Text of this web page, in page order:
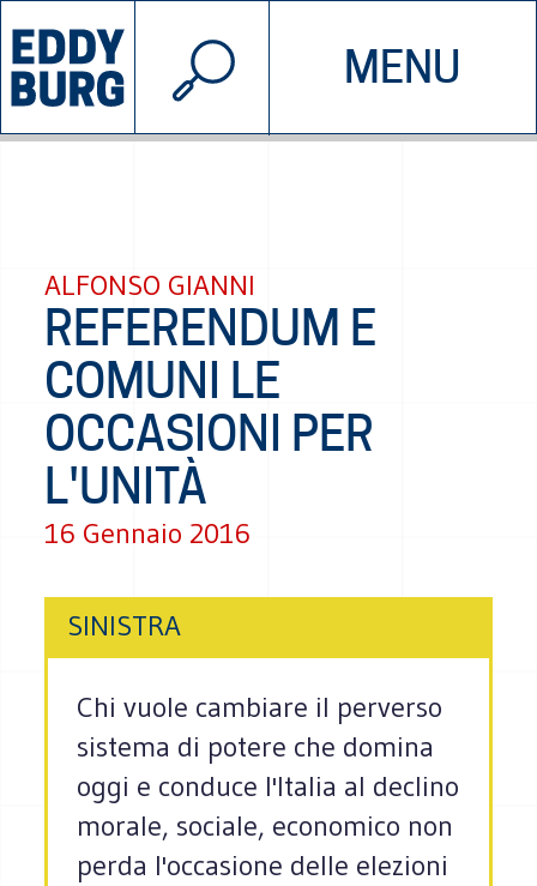
MENU
INIZIATIVE CHI SIAMO
© 2026 EDDYBURG
ALFONSO GIANNI
REFERENDUM E
COMUNI LE
OCCASIONI PER
L'UNITÀ
16 Gennaio 2016
SINISTRA
Chi vuole cambiare il perverso
sistema di potere che domina
oggi e conduce l'Italia al declino
morale, sociale, economico non
perda l'occasione delle elezioni